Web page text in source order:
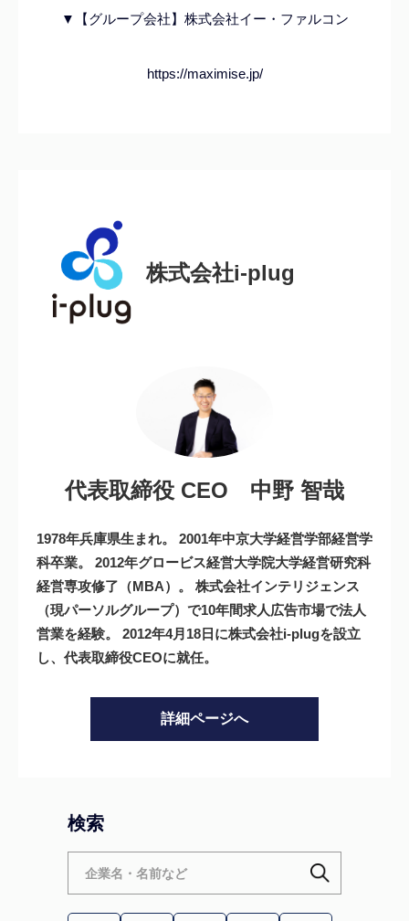
▼【グループ会社】株式会社イー・ファルコン
https://maximise.jp/
株式会社i-plug
代表取締役 CEO 中野 智哉
1978年兵庫県生まれ。 2001年中京大学経営学部経営学
科卒業。 2012年グロービス経営大学院大学経営研究科
経営専攻修了（MBA）。 株式会社インテリジェンス
（現パーソルグループ）で10年間求人広告市場で法人
営業を経験。 2012年4月18日に株式会社i-plugを設立
し、代表取締役CEOに就任。
詳細ページへ
検索